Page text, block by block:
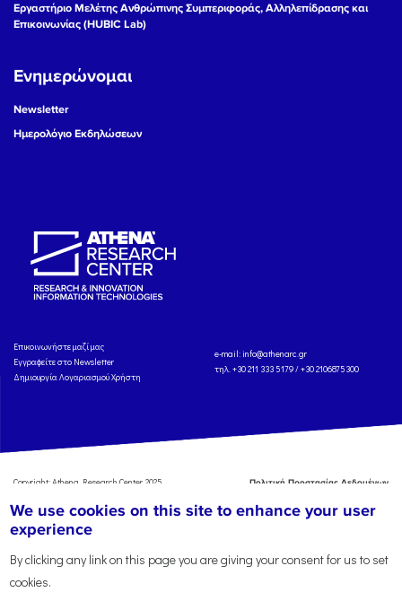
Εργαστήριο Μελέτης Ανθρώπινης Συμπεριφοράς, Αλληλεπίδρασης και
Επικοινωνίας (HUBIC Lab)
Ενημερώνομαι
Newsletter
Ημερολόγιο Εκδηλώσεων
Eπικοινωνήστε μαζί μας
Εγγραφείτε στο Newsletter
Δημιουργία Λογαριασμού Χρήστη
e-mail: info@athenarc.gr
τηλ. +30 211 333 5179 / +30 2106875300
Copyright: Athena Research Center, 2025
Πολιτική Προστασίας Δεδομένων
Χρήσης
Αναφορά
We use cookies on this site to enhance your user
experience
By clicking any link on this page you are giving your consent for us to set
cookies.